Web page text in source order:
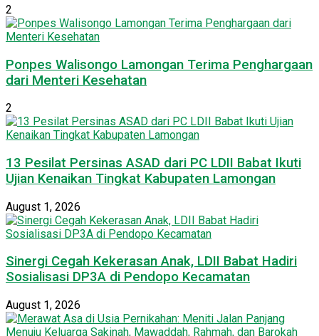
2
Ponpes Walisongo Lamongan Terima Penghargaan
dari Menteri Kesehatan
2
13 Pesilat Persinas ASAD dari PC LDII Babat Ikuti
Ujian Kenaikan Tingkat Kabupaten Lamongan
August 1, 2026
Sinergi Cegah Kekerasan Anak, LDII Babat Hadiri
Sosialisasi DP3A di Pendopo Kecamatan
August 1, 2026